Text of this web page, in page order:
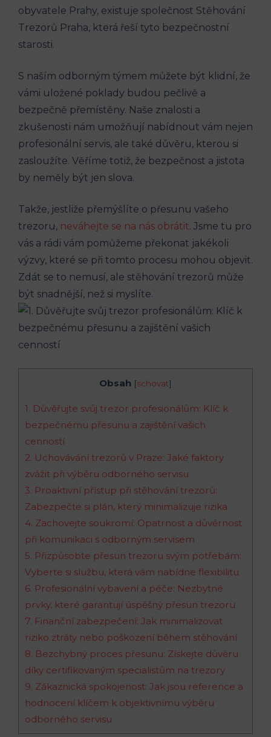
obyvatele Prahy, existuje společnost Stěhování
Trezorů Praha, která řeší tyto bezpečnostní
starosti.
S naším odborným týmem můžete být klidní, že
vámi uložené poklady budou pečlivě a
bezpečně přemístěny. Naše znalosti a
zkušenosti nám umožňují nabídnout vám nejen
profesionální servis, ale také důvěru, kterou si
zasloužíte. Věříme totiž, že bezpečnost a jistota
by neměly být jen slova.
Takže, jestliže přemýšlíte o přesunu vašeho
trezoru, neváhejte se na nás obrátit. Jsme tu pro
vás a rádi vám pomůžeme překonat jakékoli
výzvy, které se při tomto procesu mohou objevit.
Zdát se to nemusí, ale stěhování trezorů může
být snadnější, než si myslíte.
Obsah [schovat]
1. Důvěřujte svůj trezor profesionálům: Klíč k
bezpečnému přesunu a zajištění vašich
cenností
2. Uchovávání trezorů v Praze: Jaké faktory
zvážit při výběru odborného servisu
3. Proaktivní přístup při stěhování trezorů:
Zabezpečte si plán, který minimalizuje rizika
4. Zachovejte soukromí: Opatrnost a důvěrnost
při komunikaci s odborným servisem
5. Přizpůsobte přesun trezoru svým potřebám:
Vyberte si službu, která vám nabídne flexibilitu
6. Profesionální vybavení a péče: Nezbytné
prvky, které garantují úspěšný přesun trezoru
7. Finanční zabezpečení: Jak minimalizovat
riziko ztráty nebo poškození během stěhování
8. Bezchybný proces přesunu: Získejte důvěru
díky certifikovaným specialistům na trezory
9. Zákaznická spokojenost: Jak jsou reference a
hodnocení klíčem k objektivnímu výběru
odborného servisu